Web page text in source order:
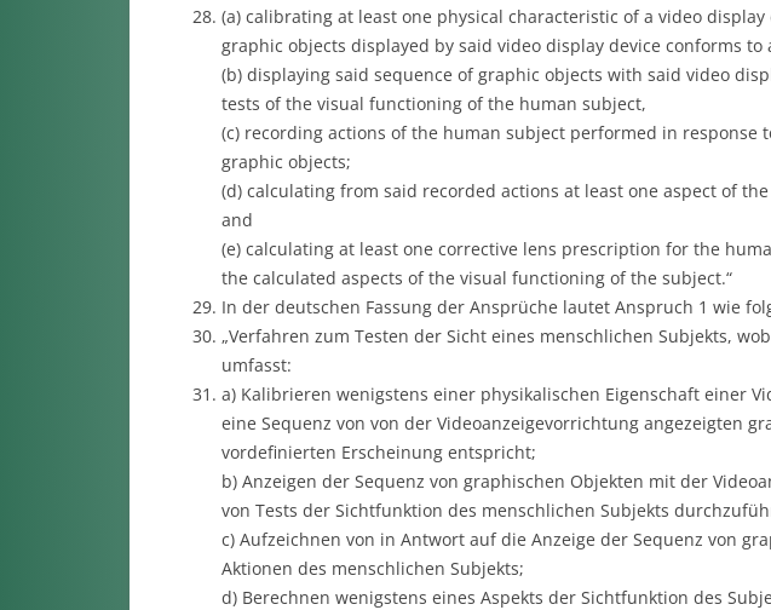
(a) calibrating at least one physical characteristic of a video
graphic objects displayed by said video display device conforms to
(b) displaying said sequence of graphic objects with said video
tests of the visual functioning of the human subject,
(c) recording actions of the human subject performed in response
graphic objects;
(d) calculating from said recorded actions at least one aspect of
and
(e) calculating at least one corrective lens prescription for the
the calculated aspects of the visual functioning of the subject.“
In der deutschen Fassung der Ansprüche lautet Anspruch 1 wie
„Verfahren zum Testen der Sicht eines menschlichen Subjekts,
umfasst:
a) Kalibrieren wenigstens einer physikalischen Eigenschaft einer
eine Sequenz von von der Videoanzeigevorrichtung angezeigten
vordefinierten Erscheinung entspricht;
b) Anzeigen der Sequenz von graphischen Objekten mit der
von Tests der Sichtfunktion des menschlichen Subjekts
c) Aufzeichnen von in Antwort auf die Anzeige der Sequenz von
Aktionen des menschlichen Subjekts;
d) Berechnen wenigstens eines Aspekts der Sichtfunktion des